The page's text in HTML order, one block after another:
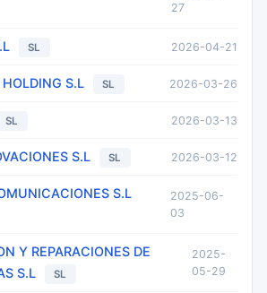
27
SL 2026-04-21
S.L SL 2026-03-26
SL 2026-03-13
S.L SL 2026-03-12
S.L
2025-06-
03
Y REPARACIONES DE
S.L
SL
2025-
05-29